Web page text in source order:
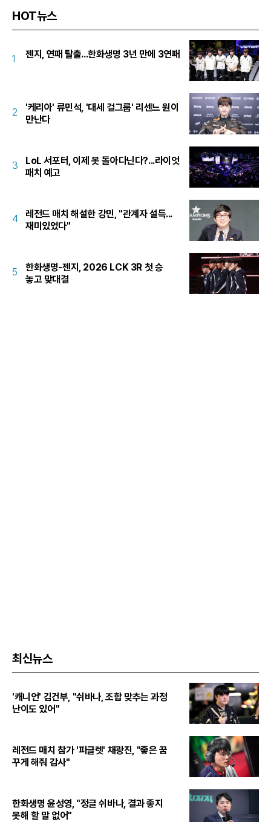
HOT뉴스
1 젠지, 연패 탈출...한화생명 3년 만에 3연패
2
'케리아' 류민석, '대세 걸그룹' 리센느 원이
만난다
3
LoL 서포터, 이제 못 돌아다닌다?...라이엇
패치 예고
4
레전드 매치 해설한 강민, "관계자 설득...
재미있었다"
5
한화생명-젠지, 2026 LCK 3R 첫 승
놓고 맞대결
최신뉴스
'캐니언' 김건부, "쉬바나, 조합 맞추는 과정
난이도 있어"
레전드 매치 참가 '피글렛' 채광진, "좋은 꿈
꾸게 해줘 감사"
한화생명 윤성영, "정글 쉬바나, 결과 좋지
못해 할 말 없어"